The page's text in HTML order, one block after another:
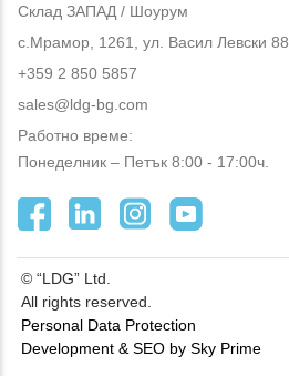
Склад ЗАПАД / Шоурум
с.Мрамор, 1261, ул. Васил Левски 88
+359 2 850 5857
sales@ldg-bg.com
Работно време:
Понеделник – Петък 8:00 - 17:00ч.
© “LDG” Ltd.
All rights reserved.
Personal Data Protection
Development & SEO by Sky Prime